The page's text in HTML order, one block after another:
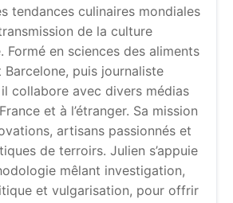
tendances culinaires mondiales
de la culture
Formé en sciences des aliments
Barcelone, puis journaliste
collabore avec divers médias
et à l’étranger. Sa mission
artisans passionnés et
de terroirs. Julien s’appuie
mêlant investigation,
et vulgarisation, pour offrir